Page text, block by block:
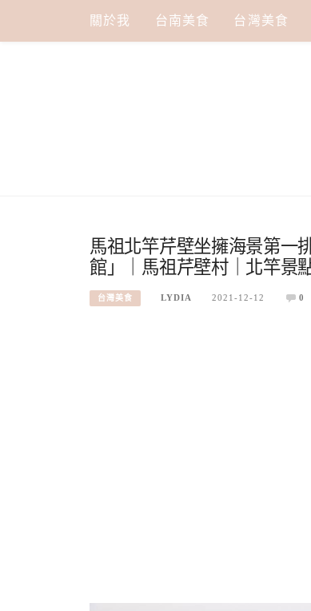
關於我 台南美食 台灣美食
馬祖北竿芹壁坐擁海景第一
館」｜馬祖芹壁村｜北竿景
台灣美食 LYDIA 2021-12-12 0